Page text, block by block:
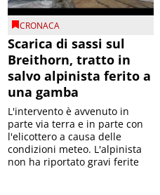
CRONACA
Scarica di sassi sul
Breithorn, tratto in
salvo alpinista ferito a
una gamba
L'intervento è avvenuto in
parte via terra e in parte con
l'elicottero a causa delle
condizioni meteo. L'alpinista
non ha riportato gravi ferite